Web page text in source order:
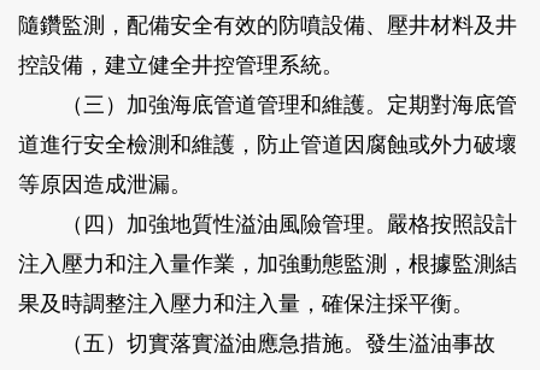
隨鑽監測，配備安全有效的防噴設備、壓井材料及井
控設備，建立健全井控管理系統。
（三）加強海底管道管理和維護。定期對海底管
道進行安全檢測和維護，防止管道因腐蝕或外力破壞
等原因造成泄漏。
（四）加強地質性溢油風險管理。嚴格按照設計
注入壓力和注入量作業，加強動態監測，根據監測結
果及時調整注入壓力和注入量，確保注採平衡。
（五）切實落實溢油應急措施。發生溢油事故